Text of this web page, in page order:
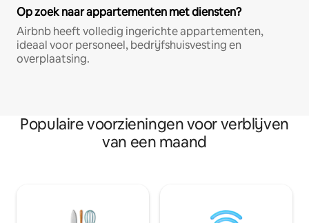
Op zoek naar appartementen met diensten?
Airbnb heeft volledig ingerichte appartementen,
ideaal voor personeel, bedrijfshuisvesting en
overplaatsing.
Populaire voorzieningen voor verblijven
van een maand